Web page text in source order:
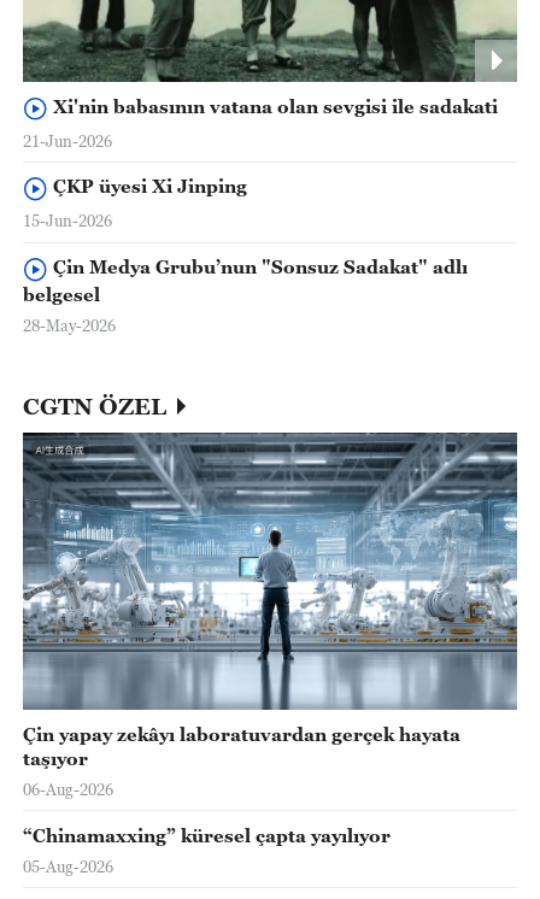
Xi'nin babasının vatana olan sevgisi ile sadakati
21-Jun-2026
ÇKP üyesi Xi Jinping
15-Jun-2026
Çin Medya Grubu’nun "Sonsuz Sadakat" adlı
belgesel
28-May-2026
CGTN ÖZEL
Çin yapay zekâyı laboratuvardan gerçek hayata
taşıyor
06-Aug-2026
“Chinamaxxing” küresel çapta yayılıyor
05-Aug-2026